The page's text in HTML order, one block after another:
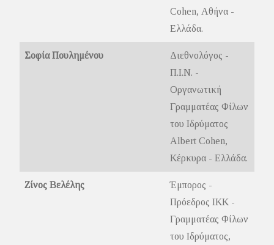
Cohen, Αθήνα -
Ελλάδα.
Σοφία Πουλημένου
Διεθνολόγος -
Π.Ι.Ν. -
Οργανωτική
Γραμματέας Φίλων
του Ιδρύματος
Albert Cohen,
Κέρκυρα - Ελλάδα.
Ζίνος Βελέλης
Έμπορος -
Πρόεδρος ΙΚΚ -
Γραμματέας Φίλων
του Ιδρύματος,